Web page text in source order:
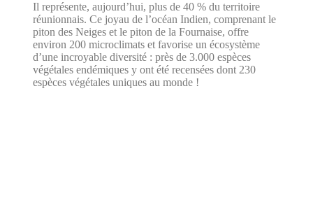
Il représente, aujourd’hui, plus de 40 % du territoire
réunionnais. Ce joyau de l’océan Indien, comprenant le
piton des Neiges et le piton de la Fournaise, offre
environ 200 microclimats et favorise un écosystème
d’une incroyable diversité : près de 3.000 espèces
végétales endémiques y ont été recensées dont 230
espèces végétales uniques au monde !